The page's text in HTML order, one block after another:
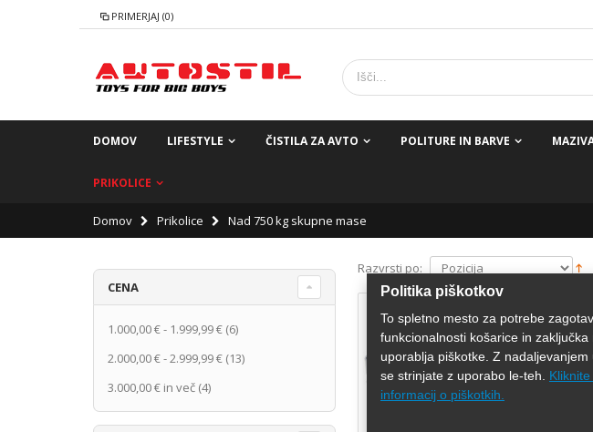
Politika piškotkov
To spletno mesto za potrebe
funkcionalnosti košarice in zaključka
uporablja piškotke. Z
se strinjate z uporabo le-teh.
informacij o piškotkih.
PRIMERJAJ (0)
DOMOV LIFESTYLE ČISTILA ZA AVTO POLITURE IN BARVE
PRIKOLICE
Domov Prikolice Nad 750 kg skupne mase
Razvrsti po:
CENA
1.000,00 €- 1.999,99 € (6)
2.000,00 €-2.999,99 € (13)
3.000,00 € in več (4)